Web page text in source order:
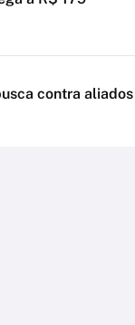
contra aliados